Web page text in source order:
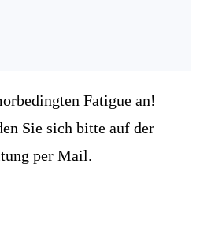
Fatigue an!
Sie sich bitte auf der
per Mail.